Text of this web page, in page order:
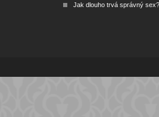
Jak dlouho trvá správný sex?